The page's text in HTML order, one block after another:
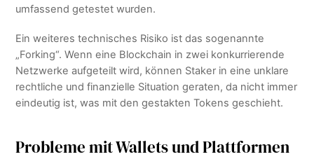
umfassend getestet wurden.
Ein weiteres technisches Risiko ist das sogenannte
„Forking“. Wenn eine Blockchain in zwei konkurrierende
Netzwerke aufgeteilt wird, können Staker in eine unklare
rechtliche und finanzielle Situation geraten, da nicht immer
eindeutig ist, was mit den gestakten Tokens geschieht.
Probleme mit Wallets und Plattformen